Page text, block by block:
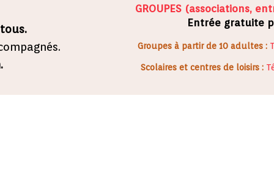
GROUPES (associations,
Entrée gratuite
Groupes à partir de 10 adultes :
Scolaires et centres de loisirs :